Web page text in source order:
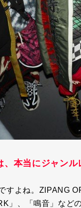
、本当にジャンル
すよね。 ZIPANG
」、「鳴音」など